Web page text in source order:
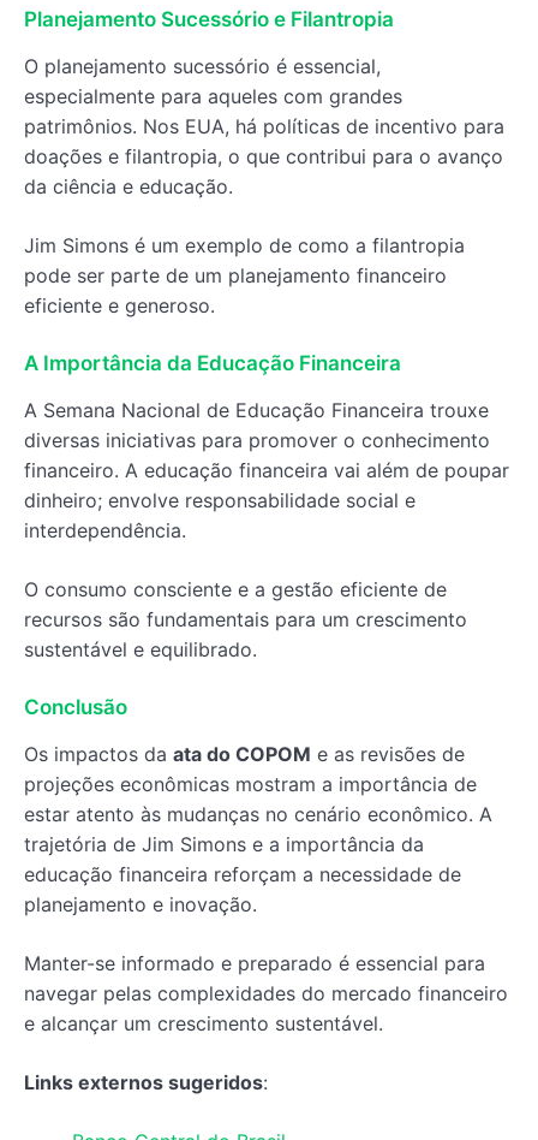
Planejamento Sucessório e Filantropia
O planejamento sucessório é essencial,
especialmente para aqueles com grandes
patrimônios. Nos EUA, há políticas de incentivo para
doações e filantropia, o que contribui para o avanço
da ciência e educação.
Jim Simons é um exemplo de como a filantropia
pode ser parte de um planejamento financeiro
eficiente e generoso.
A Importância da Educação Financeira
A Semana Nacional de Educação Financeira trouxe
diversas iniciativas para promover o conhecimento
financeiro. A educação financeira vai além de poupar
dinheiro; envolve responsabilidade social e
interdependência.
O consumo consciente e a gestão eficiente de
recursos são fundamentais para um crescimento
sustentável e equilibrado.
Conclusão
Os impactos da ata do COPOM e as revisões de
projeções econômicas mostram a importância de
estar atento às mudanças no cenário econômico. A
trajetória de Jim Simons e a importância da
educação financeira reforçam a necessidade de
planejamento e inovação.
Manter-se informado e preparado é essencial para
navegar pelas complexidades do mercado financeiro
e alcançar um crescimento sustentável.
Links externos sugeridos: